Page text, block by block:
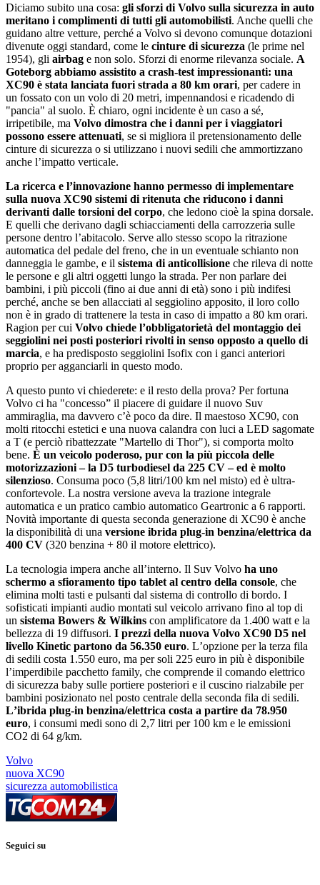
Diciamo subito una cosa: gli sforzi di Volvo sulla sicurezza in auto
meritano i complimenti di tutti gli automobilisti. Anche quelli che
guidano altre vetture, perché a Volvo si devono comunque dotazioni
divenute oggi standard, come le cinture di sicurezza (le prime nel
1954), gli airbag e non solo. Sforzi di enorme rilevanza sociale. A
Goteborg abbiamo assistito a crash-test impressionanti: una
XC90 è stata lanciata fuori strada a 80 km orari, per cadere in
un fossato con un volo di 20 metri, impennandosi e ricadendo di
"pancia" al suolo. È chiaro, ogni incidente è un caso a sé,
irripetibile, ma Volvo dimostra che i danni per i viaggiatori
possono essere attenuati, se si migliora il pretensionamento delle
cinture di sicurezza o si utilizzano i nuovi sedili che ammortizzano
anche lʼimpatto verticale.
La ricerca e lʼinnovazione hanno permesso di implementare
sulla nuova XC90 sistemi di ritenuta che riducono i danni
derivanti dalle torsioni del corpo, che ledono cioè la spina dorsale.
E quelli che derivano dagli schiacciamenti della carrozzeria sulle
persone dentro lʼabitacolo. Serve allo stesso scopo la ritrazione
automatica del pedale del freno, che in un eventuale schianto non
danneggia le gambe, e il sistema di anticollisione che rileva di notte
le persone e gli altri oggetti lungo la strada. Per non parlare dei
bambini, i più piccoli (fino ai due anni di età) sono i più indifesi
perché, anche se ben allacciati al seggiolino apposito, il loro collo
non è in grado di trattenere la testa in caso di impatto a 80 km orari.
Ragion per cui Volvo chiede lʼobbligatorietà del montaggio dei
seggiolini nei posti posteriori rivolti in senso opposto a quello di
marcia, e ha predisposto seggiolini Isofix con i ganci anteriori
proprio per agganciarli in questo modo.
A questo punto vi chiederete: e il resto della prova? Per fortuna
Volvo ci ha "concesso” il piacere di guidare il nuovo Suv
ammiraglia, ma davvero cʼè poco da dire. Il maestoso XC90, con
molti ritocchi estetici e una nuova calandra con luci a LED sagomate
a T (e perciò ribattezzate "Martello di Thor"), si comporta molto
bene. È un veicolo poderoso, pur con la più piccola delle
motorizzazioni ‒ la D5 turbodiesel da 225 CV ‒ ed è molto
silenzioso. Consuma poco (5,8 litri/100 km nel misto) ed è ultra-
confortevole. La nostra versione aveva la trazione integrale
automatica e un pratico cambio automatico Geartronic a 6 rapporti.
Novità importante di questa seconda generazione di XC90 è anche
la disponibilità di una versione ibrida plug-in benzina/elettrica da
400 CV (320 benzina + 80 il motore elettrico).
La tecnologia impera anche allʼinterno. Il Suv Volvo ha uno
schermo a sfioramento tipo tablet al centro della console, che
elimina molti tasti e pulsanti dal sistema di controllo di bordo. I
sofisticati impianti audio montati sul veicolo arrivano fino al top di
un sistema Bowers & Wilkins con amplificatore da 1.400 watt e la
bellezza di 19 diffusori. I prezzi della nuova Volvo XC90 D5 nel
livello Kinetic partono da 56.350 euro. Lʼopzione per la terza fila
di sedili costa 1.550 euro, ma per soli 225 euro in più è disponibile
lʼimperdibile pacchetto family, che comprende il comando elettrico
di sicurezza baby sulle portiere posteriori e il cuscino rialzabile per
bambini posizionato nel posto centrale della seconda fila di sedili.
Lʼibrida plug-in benzina/elettrica costa a partire da 78.950
euro, i consumi medi sono di 2,7 litri per 100 km e le emissioni
CO2 di 64 g/km.
Volvo
nuova XC90
sicurezza automobilistica
Seguici su